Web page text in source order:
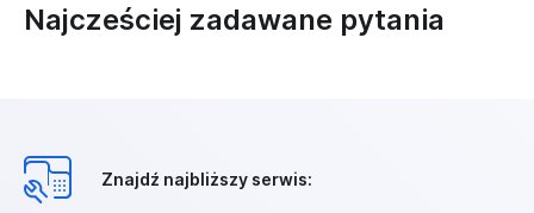
Najcześciej zadawane pytania
Znajdź najbliższy serwis: